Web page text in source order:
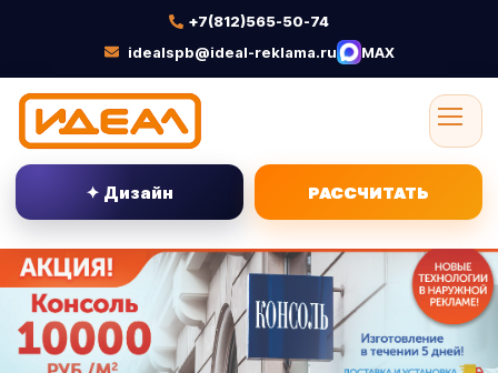
+7(812)565-50-74
idealspb@ideal-reklama.ru
MAX
✦ Дизайн РАССЧИТАТЬ